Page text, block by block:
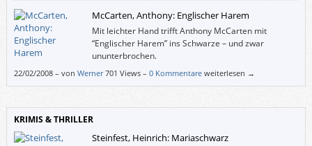
McCarten, Anthony: Englischer Harem
Mit leichter Hand trifft Anthony McCarten mit
“Englischer Harem” ins Schwarze – und zwar
ununterbrochen.
22/02/2008– von Werner 701 Views – 0 Kommentare weiterlesen →
KRIMIS & THRILLER
Steinfest, Heinrich: Mariaschwarz